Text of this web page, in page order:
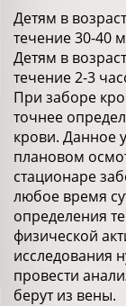
Детям в
течение 30-40
Детям в
течение 2-3
При заборе
точнее
крови. Данное
плановом
стационаре
любое время
определения
физической
исследования
провести
берут из вены.